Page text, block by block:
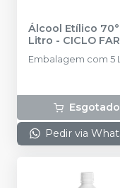
Álcool Etílico
Litro - CICLO
Embalagem com 5
Esgotado
Pedir via